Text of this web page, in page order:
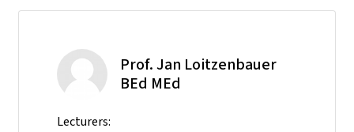
Prof. Jan Loitzenbauer
BEd MEd
Lecturers: